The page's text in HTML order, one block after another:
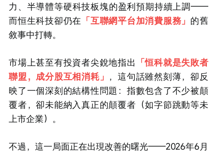
力、半導體等硬科技板塊的盈利預期持續上調——
而恒生科技卻仍在 「互聯網平台加消費服務」 的舊
敘事中打轉。
市場上甚至有投資者尖銳地指出 「恒科就是失敗者
聯盟，成分股互相消耗」 ，這句話雖然刻薄，卻反
映了一個深刻的結構性問題：指數包含了不少被顛
覆者，卻未能納入真正的顛覆者（如字節跳動等未
上市企業）。
不過，這一局面正在出現改善的曙光——2026年6月